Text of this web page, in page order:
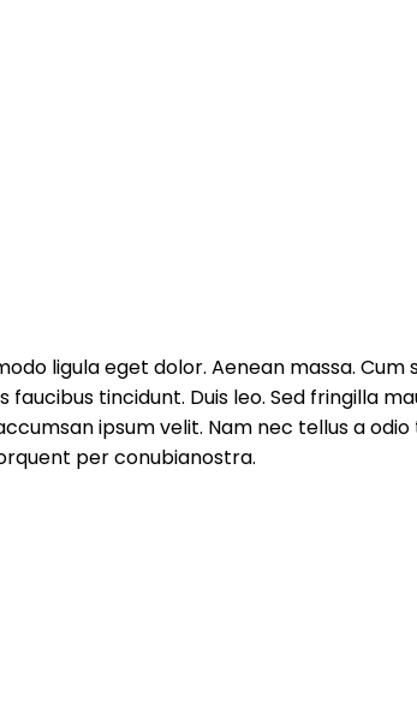
ligula eget dolor. Aenean massa.
tincidunt. Duis leo. Sed fringilla
ipsum velit. Nam nec tellus a
per conubianostra.